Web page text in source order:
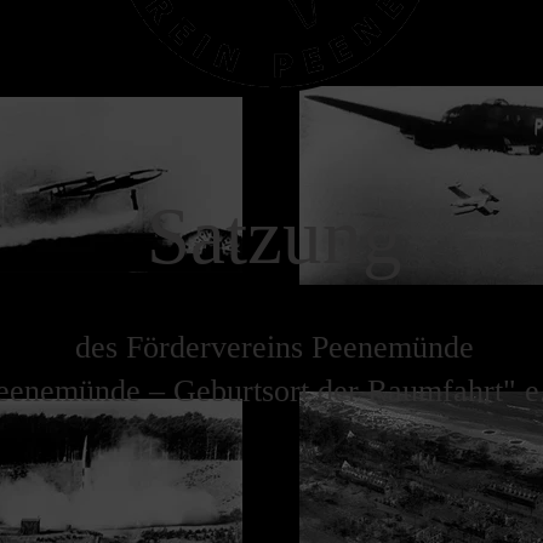
Satzung
des Fördervereins Peenemünde
– Geburtsort der Raumfahrt"